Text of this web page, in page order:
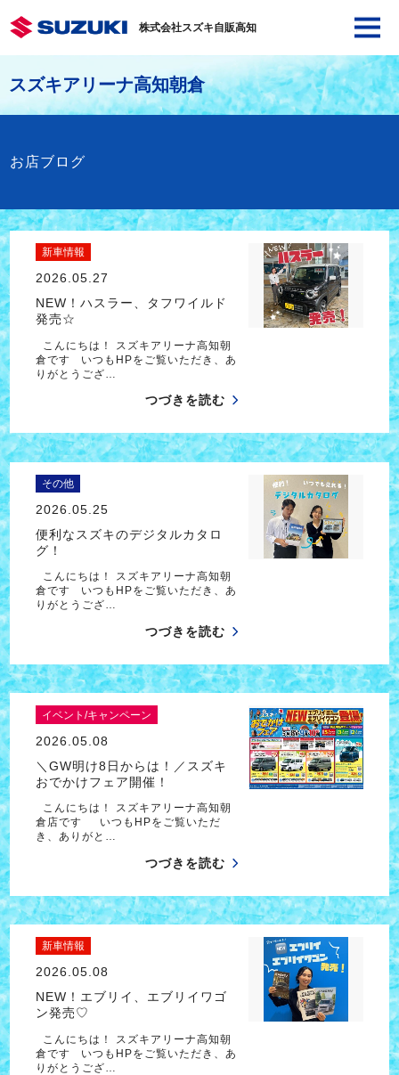
株式会社スズキ自販高知
スズキアリーナ高知朝倉
お店ブログ
新車情報
2026.05.27
NEW！ハスラー、タフワイルド
発売☆
こんにちは！ スズキアリーナ高知朝
倉です いつもHPをご覧いただき、あ
りがとうござ…
つづきを読む
その他
2026.05.25
便利なスズキのデジタルカタロ
グ！
こんにちは！ スズキアリーナ高知朝
倉です いつもHPをご覧いただき、あ
りがとうござ…
つづきを読む
イベント/キャンペーン
2026.05.08
＼GW明け8日からは！／スズキ
おでかけフェア開催！
こんにちは！ スズキアリーナ高知朝
倉店です いつもHPをご覧いただ
き、ありがと…
つづきを読む
新車情報
2026.05.08
NEW！エブリイ、エブリイワゴ
ン発売♡
こんにちは！ スズキアリーナ高知朝
倉です いつもHPをご覧いただき、あ
りがとうござ…